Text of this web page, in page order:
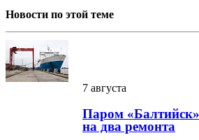
Новости по этой теме
7 августа
Паром
на два ремонта